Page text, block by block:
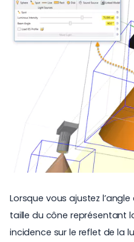
Lorsque vous ajustez
taille du cône représentant
incidence sur le reflet de la